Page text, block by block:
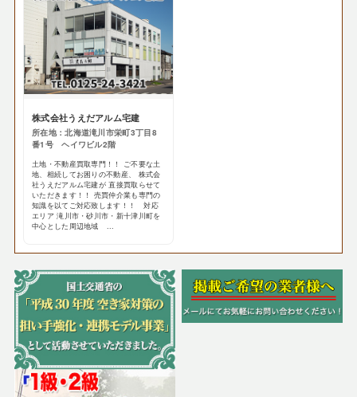
株式会社うえだアルム宅建
所在地：北海道滝川市栄町3丁目8
番1号 ヘイワビル2階
土地・不動産買取専門！！ ご不要な土
地、相続してお困りの不動産、 株式会
社うえだアルム宅建が 直接買取らせて
いただきます！！ 売買仲介業も専門の
知識を以てご対応致します！！ 対応
エリア 滝川市・砂川市・新十津川町を
中心とした周辺地域 ...